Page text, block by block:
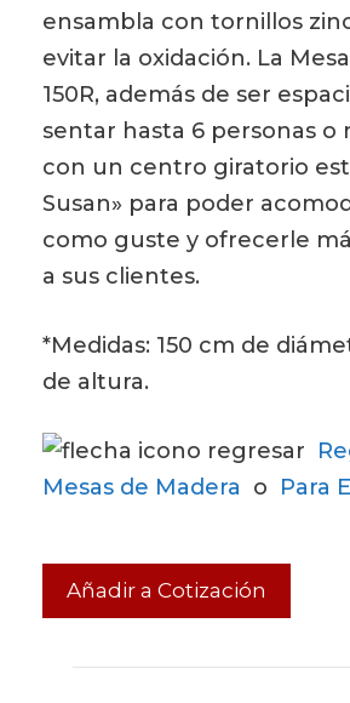
ensambla con tornillos
evitar la oxidación. La
150R, además de ser
sentar hasta 6 personas o
con un centro giratorio
Susan» para poder
como guste y ofrecerle
a sus clientes.
*Medidas: 150 cm de
de altura.
Mesas de Madera o Para
Añadir a Cotización